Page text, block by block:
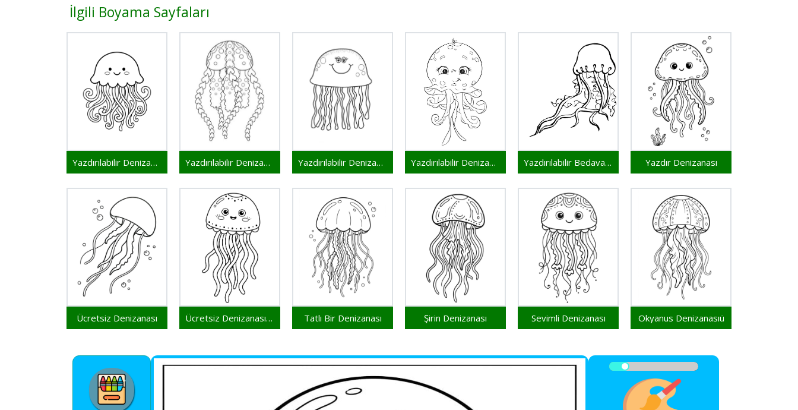
İlgili Boyama Sayfaları
Yazdırılabilir Denizanası Yazdırılabilir Denizanası Resim Yazdırılabilir Denizanası Çocuklar İçin Yazdırılabilir Denizanası Bedava Yazdırılabilir Bedava Denizanası Yazdır Denizanası
Ücretsiz Denizanası Ücretsiz Denizanası Yazdırılabilir Tatlı Bir Denizanası Şirin Denizanası Sevimli Denizanası Okyanus Denizanasıü